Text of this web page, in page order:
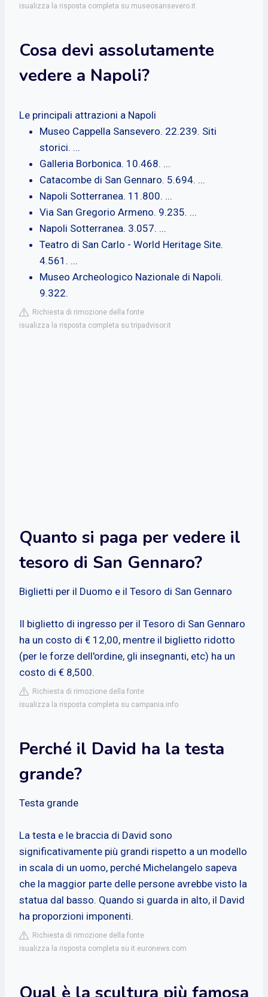
isualizza la risposta completa su museosansevero.it
Cosa devi assolutamente
vedere a Napoli?
Le principali attrazioni a Napoli
Museo Cappella Sansevero. 22.239. Siti
storici. ...
Galleria Borbonica. 10.468. ...
Catacombe di San Gennaro. 5.694. ...
Napoli Sotterranea. 11.800. ...
Via San Gregorio Armeno. 9.235. ...
Napoli Sotterranea. 3.057. ...
Teatro di San Carlo - World Heritage Site.
4.561. ...
Museo Archeologico Nazionale di Napoli.
9.322.
Richiesta di rimozione della fonte
isualizza la risposta completa su tripadvisor.it
Quanto si paga per vedere il
tesoro di San Gennaro?
Biglietti per il Duomo e il Tesoro di San Gennaro
Il biglietto di ingresso per il Tesoro di San Gennaro
ha un costo di € 12,00, mentre il biglietto ridotto
(per le forze dell'ordine, gli insegnanti, etc) ha un
costo di € 8,500.
Richiesta di rimozione della fonte
isualizza la risposta completa su campania.info
Perché il David ha la testa
grande?
Testa grande
La testa e le braccia di David sono
significativamente più grandi rispetto a un modello
in scala di un uomo, perché Michelangelo sapeva
che la maggior parte delle persone avrebbe visto la
statua dal basso. Quando si guarda in alto, il David
ha proporzioni imponenti.
Richiesta di rimozione della fonte
isualizza la risposta completa su it.euronews.com